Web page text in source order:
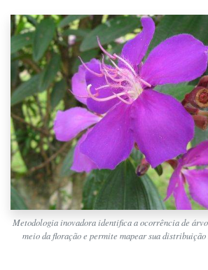
Metodologia inovadora identifica a ocorrência de
meio da floração e permite mapear sua